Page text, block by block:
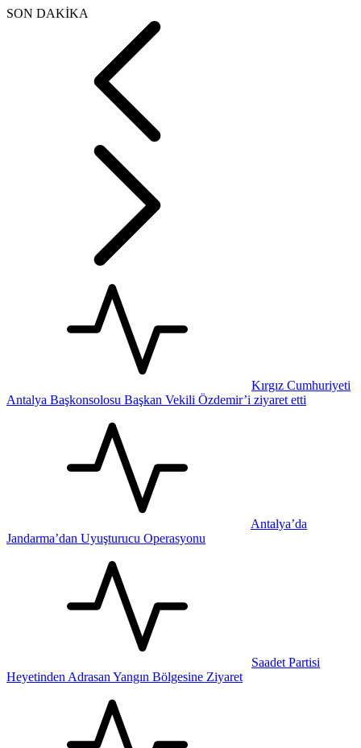
SON DAKİKA
Kırgız Cumhuriyeti
Antalya Başkonsolosu Başkan Vekili Özdemir’i ziyaret etti
Antalya’da
Jandarma’dan Uyuşturucu Operasyonu
Saadet Partisi
Heyetinden Adrasan Yangın Bölgesine Ziyaret